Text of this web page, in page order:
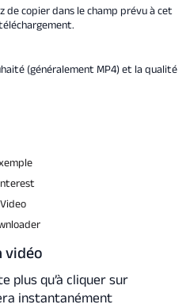
de copier dans le champ prévu à cet
(généralement MP4) et la qualité
Video
vidéo
plus qu’à cliquer sur
instantanément